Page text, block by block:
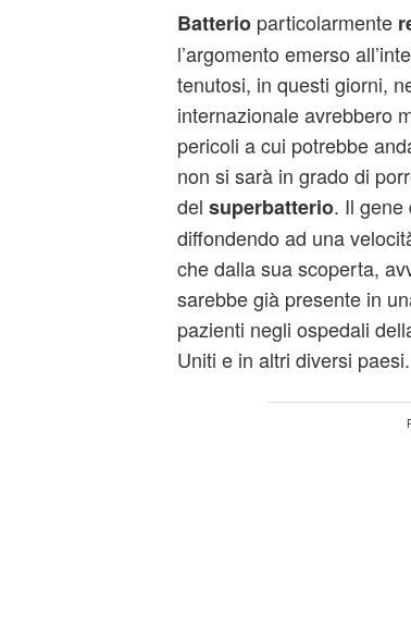
Batterio particolarmente
l’argomento emerso
tenutosi, in questi giorni,
internazionale avrebbero
pericoli a cui potrebbe
non si sarà in grado di
del superbatterio. Il gene
diffondendo ad una
che dalla sua scoperta,
sarebbe già presente in
pazienti negli ospedali
Uniti e in altri diversi paesi.